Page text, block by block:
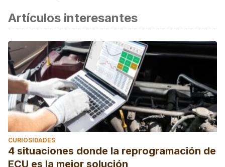
Artículos interesantes
CURIOSIDADES
4 situaciones donde la reprogramación de
ECU es la mejor solución